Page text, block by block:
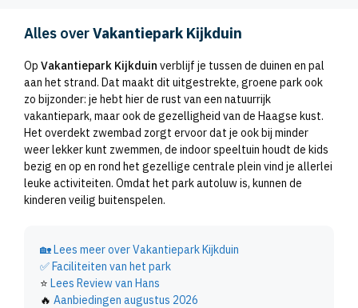
Alles overVakantiepark Kijkduin
Op Vakantiepark Kijkduin verblijf je tussen de duinen en pal
aan het strand. Dat maakt dit uitgestrekte, groene park ook
zo bijzonder: je hebt hier de rust van een natuurrijk
vakantiepark, maar ook de gezelligheid van de Haagse kust.
Het overdekt zwembad zorgt ervoor dat je ook bij minder
weer lekker kunt zwemmen, de indoor speeltuin houdt de kids
bezig en op en rond het gezellige centrale plein vind je allerlei
leuke activiteiten. Omdat het park autoluw is, kunnen de
kinderen veilig buitenspelen.
🏡Lees meer over Vakantiepark Kijkduin
✅Faciliteiten van het park
⭐ Lees Review van Hans
🔥 Aanbiedingen augustus 2026